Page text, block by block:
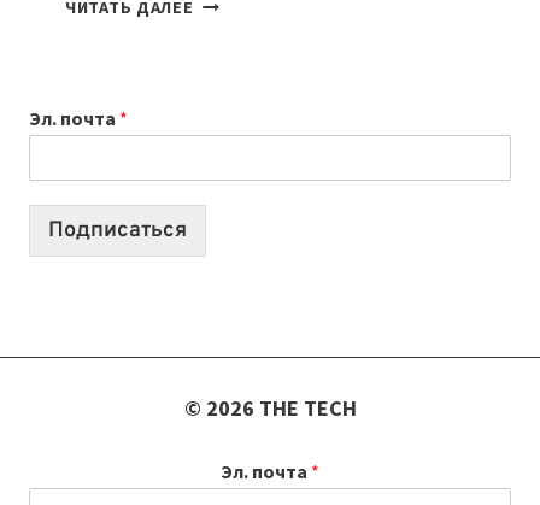
ЧИТАТЬ ДАЛЕЕ
СОЗДАВАТЬ
ПРОДУКТЫ
Эл. почта *
Подписаться
© 2026 THE TECH
Эл. почта *